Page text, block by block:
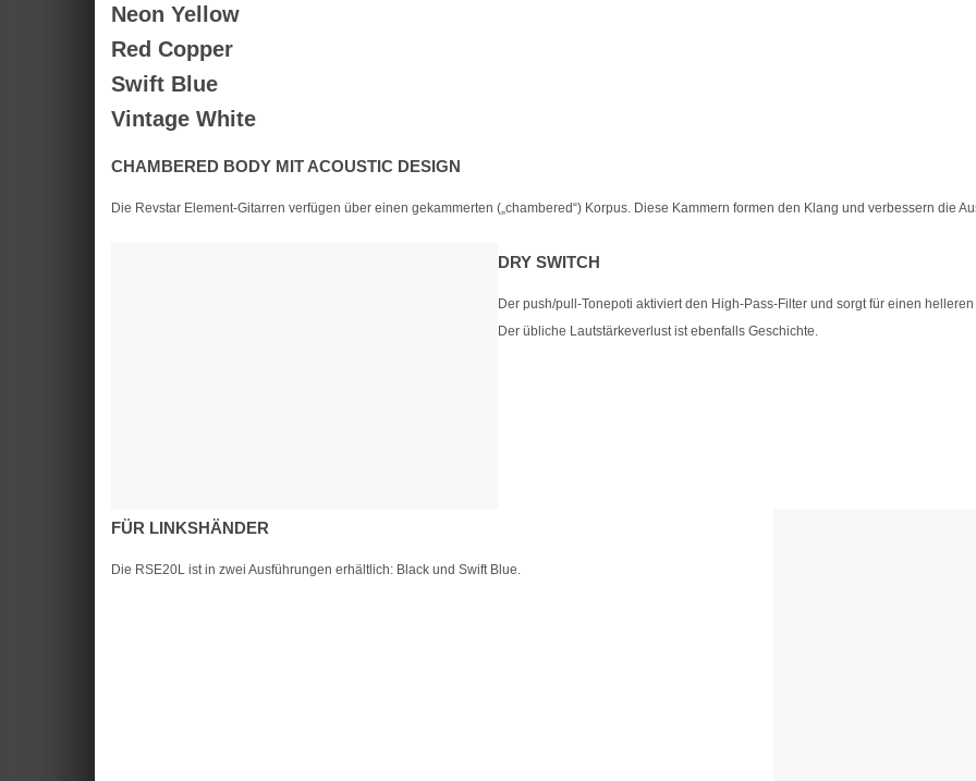
Neon Yellow
Red Copper
Swift Blue
Vintage White
CHAMBERED BODY MIT ACOUSTIC DESIGN
Die Revstar Element-Gitarren verfügen über einen gekammerten („chambered“) Korpus. Diese Kammern formen den Klang und verbessern die
DRY SWITCH
Der push/pull-Tonepoti aktiviert den High-Pass-Filter und sorgt für einen
Der übliche Lautstärkeverlust ist ebenfalls Geschichte.
FÜR LINKSHÄNDER
Die RSE20L ist in zwei Ausführungen erhältlich: Black und Swift Blue.